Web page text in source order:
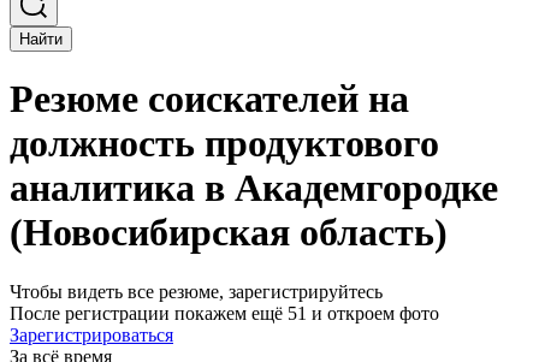
Найти
Резюме соискателей на
должность продуктового
аналитика в Академгородке
(Новосибирская область)
Чтобы видеть все резюме, зарегистрируйтесь
После регистрации покажем ещё 51 и откроем фото
Зарегистрироваться
За всё время